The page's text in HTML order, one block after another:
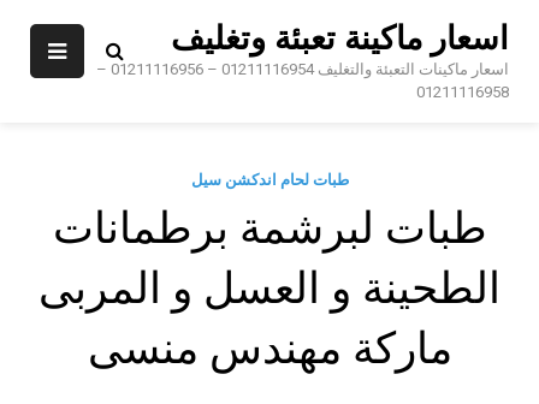
اسعار ماكينة تعبئة وتغليف
اسعار ماكينات التعبئة والتغليف 01211116954 – 01211116956 –
01211116958
طبات لحام اندكشن سيل
طبات لبرشمة برطمانات
الطحينة و العسل و المربى
ماركة مهندس منسى